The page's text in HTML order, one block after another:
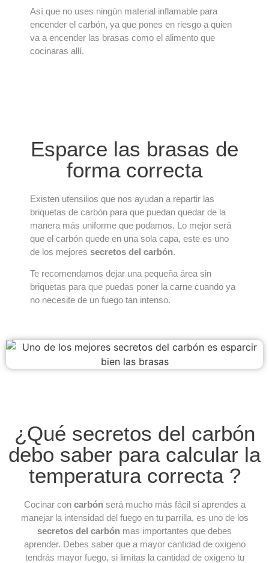
Así que no uses ningún material inflamable para
encender el carbón, ya que pones en riesgo a quien
va a encender las brasas como el alimento que
cocinaras allí.
Esparce las brasas de
forma correcta
Existen utensilios que nos ayudan a repartir las
briquetas de carbón para que puedan quedar de la
manera más uniforme que podamos. Lo mejor será
que el carbón quede en una sola capa, este es uno
de los mejores secretos del carbón.
Te recomendamos dejar una pequeña área sin
briquetas para que puedas poner la carne cuando ya
no necesite de un fuego tan intenso.
¿Qué secretos del carbón
debo saber para calcular la
temperatura correcta ?
Cocinar con carbónserá mucho más fácil si aprendes a
manejar la intensidad del fuego en tu parrilla, es uno de los
secretos del carbón mas importantes que debes
aprender. Debes saber que a mayor cantidad de oxigeno
tendrás mayor fuego, si limitas la cantidad de oxigeno tu